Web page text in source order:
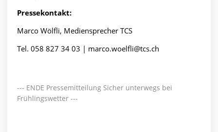
Pressekontakt:
Marco Wölfli, Mediensprecher TCS
Tel. 058 827 34 03 | marco.woelfli@tcs.ch
--- ENDE Pressemitteilung Sicher unterwegs bei
Frühlingswetter ---